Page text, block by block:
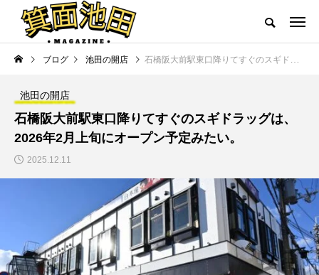
ブログ 池田の開店 石橋阪大前駅東口降りてすぐのスギドラッグは、2026年2月上旬にオープン予定みたい。
池田の開店
石橋阪大前駅東口降りてすぐのスギドラッグは、
2026年2月上旬にオープン予定みたい。
2025.12.11